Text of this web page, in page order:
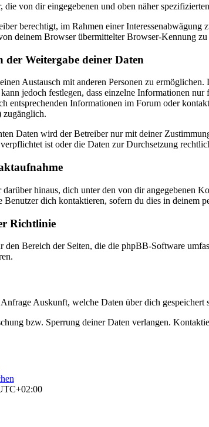
die von dir eingegebenen und oben näher
berechtigt, im Rahmen einer
deinem Browser übermittelter Browser-Kennung
der Weitergabe deiner Daten
Austausch mit anderen Personen zu
jedoch festlegen, dass einzelne Informationen
entsprechenden Informationen im Forum oder
zugänglich.
Daten wird der Betreiber nur mit deiner
ist oder die Daten zur Durchsetzung
darüber hinaus, dich unter den von dir angegebenen
Benutzer dich kontaktieren, sofern du dies in deinem
Richtlinie
den Bereich der Seiten, die die phpBB-Software
Auskunft, welche Daten über dich gespeichert
bzw. Sperrung deiner Daten verlangen.